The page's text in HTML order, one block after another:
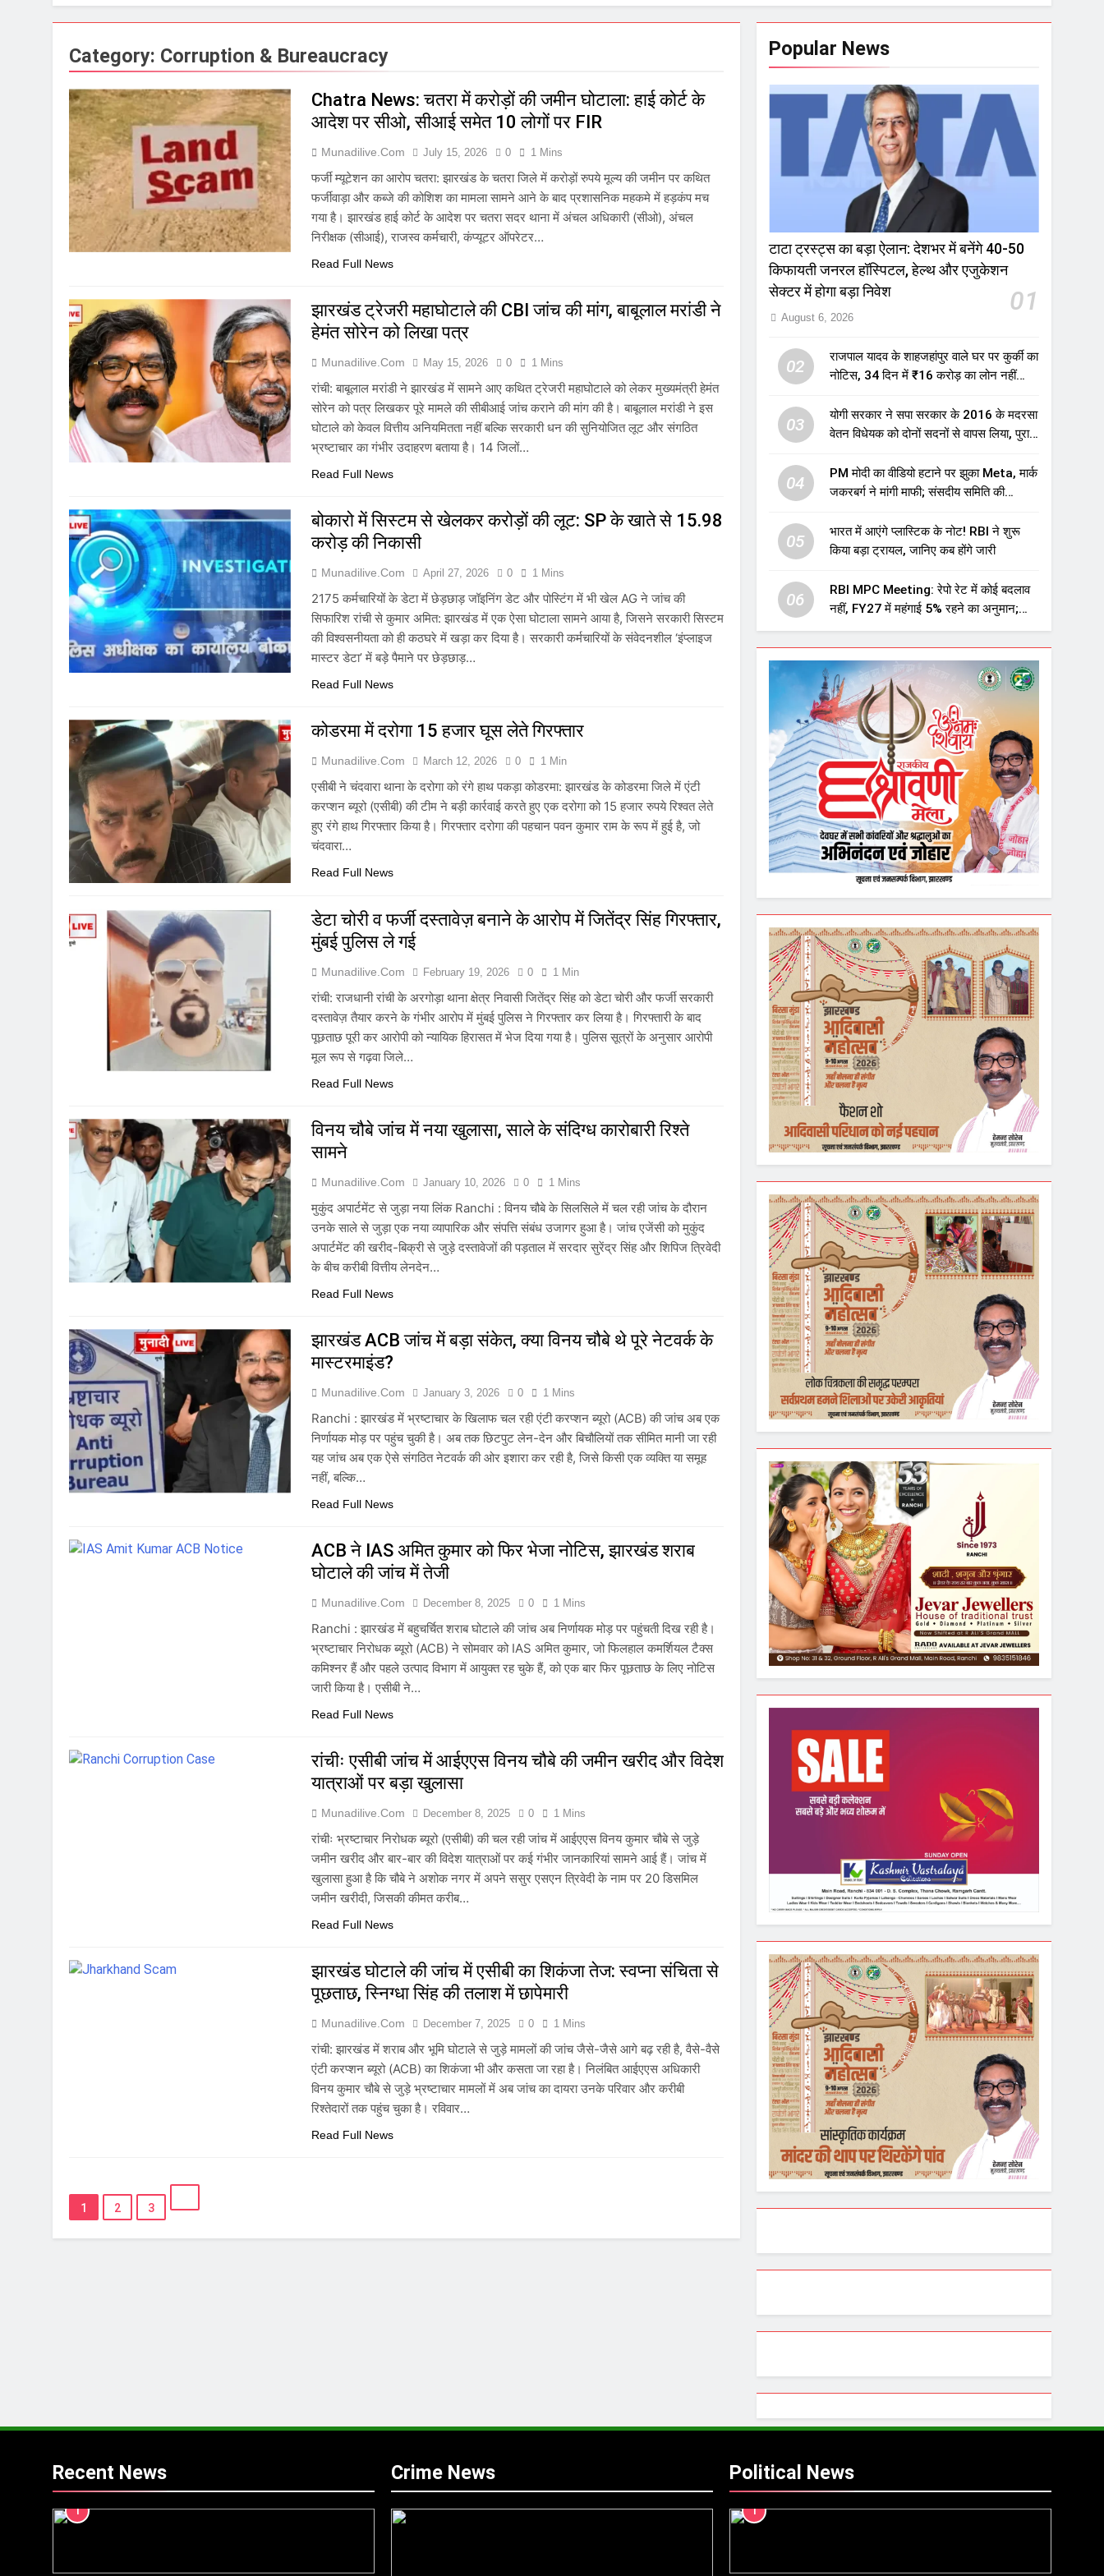
Category: Corruption & Bureaucracy
Chatra News: चतरा में करोड़ों की जमीन घोटाला: हाई कोर्ट के
आदेश पर सीओ, सीआई समेत 10 लोगों पर FIR
Munadilive.com July 15, 2026 0 1 Mins
फर्जी म्यूटेशन का आरोप चतरा: झारखंड के चतरा जिले में करोड़ों रुपये मूल्य की जमीन पर कथित
फर्जीवाड़ा और कब्जे की कोशिश का मामला सामने आने के बाद प्रशासनिक महकमे में हड़कंप मच
गया है। झारखंड हाई कोर्ट के आदेश पर चतरा सदर थाना में अंचल अधिकारी (सीओ), अंचल
निरीक्षक (सीआई), राजस्व कर्मचारी, कंप्यूटर ऑपरेटर…
Read Full News
झारखंड ट्रेजरी महाघोटाले की CBI जांच की मांग, बाबूलाल मरांडी ने
हेमंत सोरेन को लिखा पत्र
Munadilive.com May 15, 2026 0 1 Mins
रांची: बाबूलाल मरांडी ने झारखंड में सामने आए कथित ट्रेजरी महाघोटाले को लेकर मुख्यमंत्री हेमंत
सोरेन को पत्र लिखकर पूरे मामले की सीबीआई जांच कराने की मांग की है। बाबूलाल मरांडी ने इस
घोटाले को केवल वित्तीय अनियमितता नहीं बल्कि सरकारी धन की सुनियोजित लूट और संगठित
भ्रष्टाचार का गंभीर उदाहरण बताया है। 14 जिलों…
Read Full News
बोकारो में सिस्टम से खेलकर करोड़ों की लूट: SP के खाते से 15.98
करोड़ की निकासी
Munadilive.com April 27, 2026 0 1 Mins
2175 कर्मचारियों के डेटा में छेड़छाड़ जॉइनिंग डेट और पोस्टिंग में भी खेल AG ने जांच की
सिफारिश रांची से कुमार अमित: झारखंड में एक ऐसा घोटाला सामने आया है, जिसने सरकारी सिस्टम
की विश्वसनीयता को ही कठघरे में खड़ा कर दिया है। सरकारी कर्मचारियों के संवेदनशील ‘इंप्लाइज
मास्टर डेटा’ में बड़े पैमाने पर छेड़छाड़…
Read Full News
कोडरमा में दरोगा 15 हजार घूस लेते गिरफ्तार
Munadilive.com March 12, 2026 0 1 Min
एसीबी ने चंदवारा थाना के दरोगा को रंगे हाथ पकड़ा कोडरमा: झारखंड के कोडरमा जिले में एंटी
करप्शन ब्यूरो (एसीबी) की टीम ने बड़ी कार्रवाई करते हुए एक दरोगा को 15 हजार रुपये रिश्वत लेते
हुए रंगे हाथ गिरफ्तार किया है। गिरफ्तार दरोगा की पहचान पवन कुमार राम के रूप में हुई है, जो
चंदवारा…
Read Full News
डेटा चोरी व फर्जी दस्तावेज़ बनाने के आरोप में जितेंद्र सिंह गिरफ्तार,
मुंबई पुलिस ले गई
Munadilive.com February 19, 2026 0 1 Min
रांची: राजधानी रांची के अरगोड़ा थाना क्षेत्र निवासी जितेंद्र सिंह को डेटा चोरी और फर्जी सरकारी
दस्तावेज़ तैयार करने के गंभीर आरोप में मुंबई पुलिस ने गिरफ्तार कर लिया है। गिरफ्तारी के बाद
पूछताछ पूरी कर आरोपी को न्यायिक हिरासत में भेज दिया गया है। पुलिस सूत्रों के अनुसार आरोपी
मूल रूप से गढ़वा जिले…
Read Full News
विनय चौबे जांच में नया खुलासा, साले के संदिग्ध कारोबारी रिश्ते
सामने
Munadilive.com January 10, 2026 0 1 Mins
मुकुंद अपार्टमेंट से जुड़ा नया लिंक Ranchi : विनय चौबे के सिलसिले में चल रही जांच के दौरान
उनके साले से जुड़ा एक नया व्यापारिक और संपत्ति संबंध उजागर हुआ है। जांच एजेंसी को मुकुंद
अपार्टमेंट की खरीद-बिक्री से जुड़े दस्तावेजों की पड़ताल में सरदार सुरेंद्र सिंह और शिपिज त्रिवेदी
के बीच करीबी वित्तीय लेनदेन…
Read Full News
झारखंड ACB जांच में बड़ा संकेत, क्या विनय चौबे थे पूरे नेटवर्क के
मास्टरमाइंड?
Munadilive.com January 3, 2026 0 1 Mins
Ranchi : झारखंड में भ्रष्टाचार के खिलाफ चल रही एंटी करप्शन ब्यूरो (ACB) की जांच अब एक
निर्णायक मोड़ पर पहुंच चुकी है। अब तक छिटपुट लेन-देन और बिचौलियों तक सीमित मानी जा रही
यह जांच अब एक ऐसे संगठित नेटवर्क की ओर इशारा कर रही है, जिसे किसी एक व्यक्ति या समूह
नहीं, बल्कि…
Read Full News
ACB ने IAS अमित कुमार को फिर भेजा नोटिस, झारखंड शराब
घोटाले की जांच में तेजी
Munadilive.com December 8, 2025 0 1 Mins
Ranchi : झारखंड में बहुचर्चित शराब घोटाले की जांच अब निर्णायक मोड़ पर पहुंचती दिख रही है।
भ्रष्टाचार निरोधक ब्यूरो (ACB) ने सोमवार को IAS अमित कुमार, जो फिलहाल कमर्शियल टैक्स
कमिश्नर हैं और पहले उत्पाद विभाग में आयुक्त रह चुके हैं, को एक बार फिर पूछताछ के लिए नोटिस
जारी किया है। एसीबी ने…
Read Full News
रांचीः एसीबी जांच में आईएएस विनय चौबे की जमीन खरीद और विदेश
यात्राओं पर बड़ा खुलासा
Munadilive.com December 8, 2025 0 1 Mins
रांचीः भ्रष्टाचार निरोधक ब्यूरो (एसीबी) की चल रही जांच में आईएएस विनय कुमार चौबे से जुड़े
जमीन खरीद और बार-बार की विदेश यात्राओं पर कई गंभीर जानकारियां सामने आई हैं। जांच में
खुलासा हुआ है कि चौबे ने अशोक नगर में अपने ससुर एसएन त्रिवेदी के नाम पर 20 डिसमिल
जमीन खरीदी, जिसकी कीमत करीब…
Read Full News
झारखंड घोटाले की जांच में एसीबी का शिकंजा तेज: स्वप्ना संचिता से
पूछताछ, स्निग्धा सिंह की तलाश में छापेमारी
Munadilive.com December 7, 2025 0 1 Mins
रांची: झारखंड में शराब और भूमि घोटाले से जुड़े मामलों की जांच जैसे-जैसे आगे बढ़ रही है, वैसे-वैसे
एंटी करप्शन ब्यूरो (ACB) का शिकंजा भी और कसता जा रहा है। निलंबित आईएएस अधिकारी
विनय कुमार चौबे से जुड़े भ्रष्टाचार मामलों में अब जांच का दायरा उनके परिवार और करीबी
रिश्तेदारों तक पहुंच चुका है। रविवार…
Read Full News
1 2 3
Popular News
टाटा ट्रस्ट्स का बड़ा ऐलान: देशभर में बनेंगे 40-50
किफायती जनरल हॉस्पिटल, हेल्थ और एजुकेशन
सेक्टर में होगा बड़ा निवेश
01
August 6, 2026
02
राजपाल यादव के शाहजहांपुर वाले घर पर कुर्की का
नोटिस, 34 दिन में ₹16 करोड़ का लोन नहीं
03
योगी सरकार ने सपा सरकार के 2016 के मदरसा
वेतन विधेयक को दोनों सदनों से वापस लिया, पुराने
उठाए सवाल
04
PM मोदी का वीडियो हटाने पर झुका Meta, मार्क
जकरबर्ग ने मांगी माफी; संसदीय समिति की
05
भारत में आएंगे प्लास्टिक के नोट! RBI ने शुरू
किया बड़ा ट्रायल, जानिए कब होंगे जारी
06
RBI MPC Meeting: रेपो रेट में कोई बदलाव
नहीं, FY27 में महंगाई 5% रहने का अनुमान;
महंगाई बढ़ने का भी अलर्ट
Recent News
1
Crime News Political News
1